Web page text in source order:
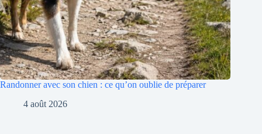
Randonner avec son chien : ce qu’on oublie de préparer
4 août 2026